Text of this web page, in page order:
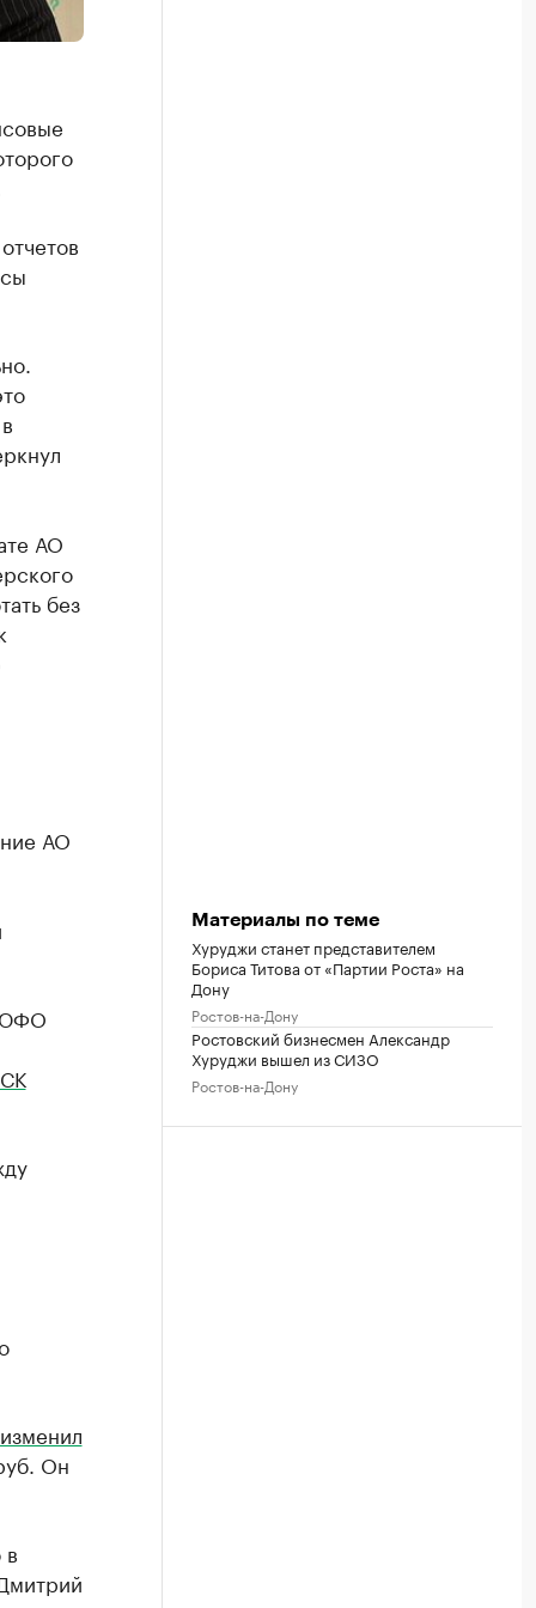
АО
без
АО
ЮФО
изменил
Он
Материалы по теме
Хуруджи станет представителем
Бориса Титова от «Партии Роста» на
Дону
Ростов-на-Дону
Ростовский бизнесмен Александр
Хуруджи вышел из СИЗО
Ростов-на-Дону